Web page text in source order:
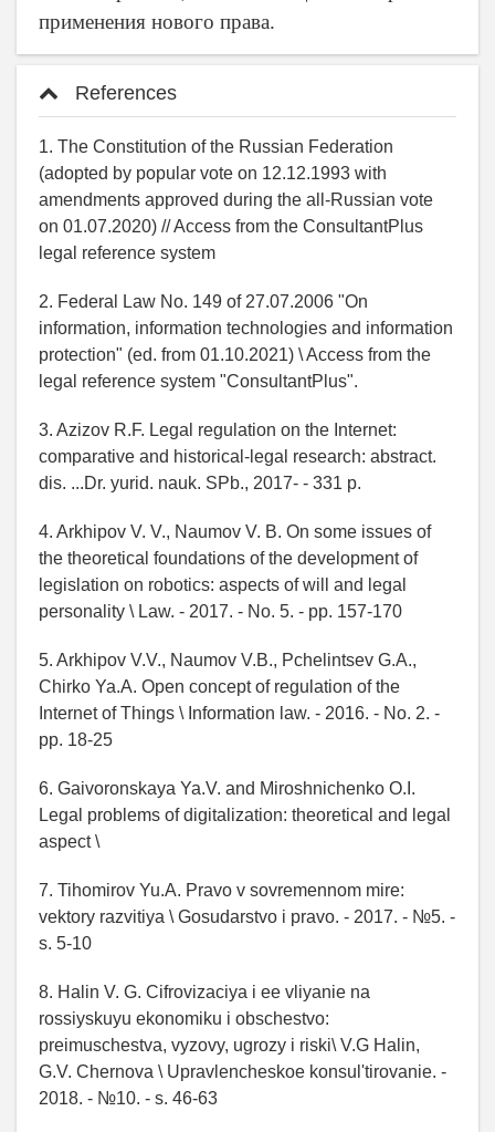
применения нового права.
References
1. The Constitution of the Russian Federation
(adopted by popular vote on 12.12.1993 with
amendments approved during the all-Russian vote
on 01.07.2020) // Access from the ConsultantPlus
legal reference system
2. Federal Law No. 149 of 27.07.2006 "On
information, information technologies and information
protection" (ed. from 01.10.2021) \Access from the
legal reference system "ConsultantPlus".
3. Azizov R.F. Legal regulation on the Internet:
comparative and historical-legal research: abstract.
dis. ...Dr. yurid. nauk. SPb., 2017- - 331 p.
4. Arkhipov V. V., Naumov V. B. On some issues of
the theoretical foundations of the development of
legislation on robotics: aspects of will and legal
personality \ Law. - 2017. - No. 5. - pp. 157-170
5. Arkhipov V.V., Naumov V.B., Pchelintsev G.A.,
Chirko Ya.A. Open concept of regulation of the
Internet of Things \ Information law. - 2016. - No. 2. -
pp. 18-25
6. Gaivoronskaya Ya.V. and Miroshnichenko O.I.
Legal problems of digitalization: theoretical and legal
aspect \
7. Tihomirov Yu.A. Pravo v sovremennom mire:
vektory razvitiya \ Gosudarstvo i pravo. - 2017. - №5. -
s. 5-10
8. Halin V. G. Cifrovizaciya i ee vliyanie na
rossiyskuyu ekonomiku i obschestvo:
preimuschestva, vyzovy, ugrozy i riski\ V.G Halin,
G.V. Chernova \ Upravlencheskoe konsul'tirovanie. -
2018. - №10. - s. 46-63